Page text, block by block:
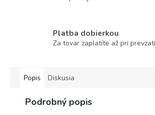
Platba dobierkou
Za tovar zaplatíte až pri prevzatí
Popis Diskusia
Podrobný popis